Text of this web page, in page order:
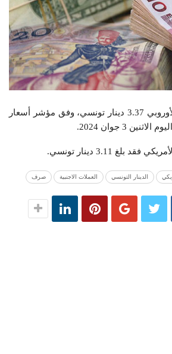
بلغ سعر صرف الأورو الأوروبي 3.37 دينار تونسي، وفق مؤشر أسعار
3 جوان 2024.
بلغ 3.11 دينار تونسي.
الدينار التونسي العملات الاجنبية صرف